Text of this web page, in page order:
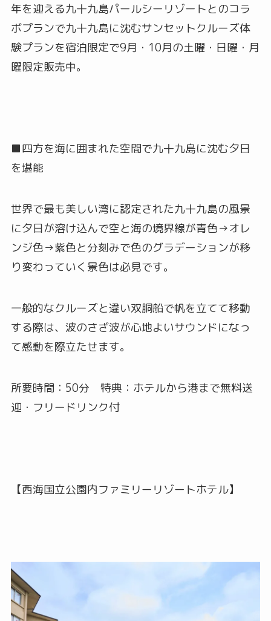
年を迎える九十九島パールシーリゾートとのコラ
ボプランで九十九島に沈むサンセットクルーズ体
験プランを宿泊限定で9月・10月の土曜・日曜・月
曜限定販売中。
■四方を海に囲まれた空間で九十九島に沈む夕日
を堪能
世界で最も美しい湾に認定された九十九島の風景
に夕日が溶け込んで空と海の境界線が青色→オレ
ンジ色→紫色と分刻みで色のグラデーションが移
り変わっていく景色は必見です。
一般的なクルーズと違い双胴船で帆を立てて移動
する際は、波のさざ波が心地よいサウンドになっ
て感動を際立たせます。
所要時間：50分 特典：ホテルから港まで無料送
迎・フリードリンク付
【西海国立公園内ファミリーリゾートホテル】